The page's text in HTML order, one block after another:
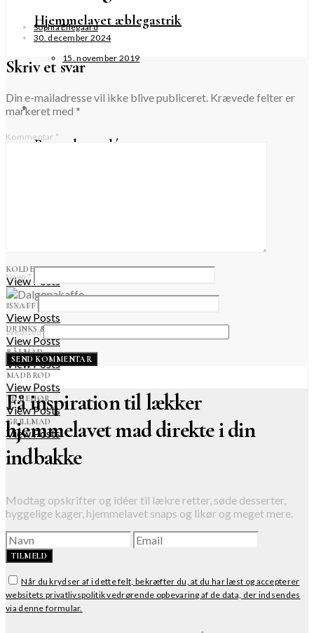
Hjemmelavet æblegastrik
15. november 2019
Rønnebærgelé
KOLDE DRIKKE
View Posts
ISKAFFE
View Posts
DRINKS & COCKTAILS
View Posts
BÅLMAD
View Posts
MADBRØD
View Posts
TILBEHØR
View Posts
GRILLMAD
View Posts
Sophia Ellegaard
30. december 2024
Skriv et svar
Din e-mailadresse vil ikke blive publiceret. Krævede felter er
markeret med *
Kommentar *
Navn *
E-mail*
Websted
Få inspiration til lækker
hjemmelavet mad direkte i din
indbakke
Modtag opskrifter og idéer til lækre retter, søde desserter,
hyggelige kager, hjemmelavet snaps og likør og meget mere.
TILMELD
Når du krydser af i dette felt, bekræfter du, at du har læst og accepterer
websitets privatlivspolitik vedrørende opbevaring af de data, der indsendes
via denne formular.